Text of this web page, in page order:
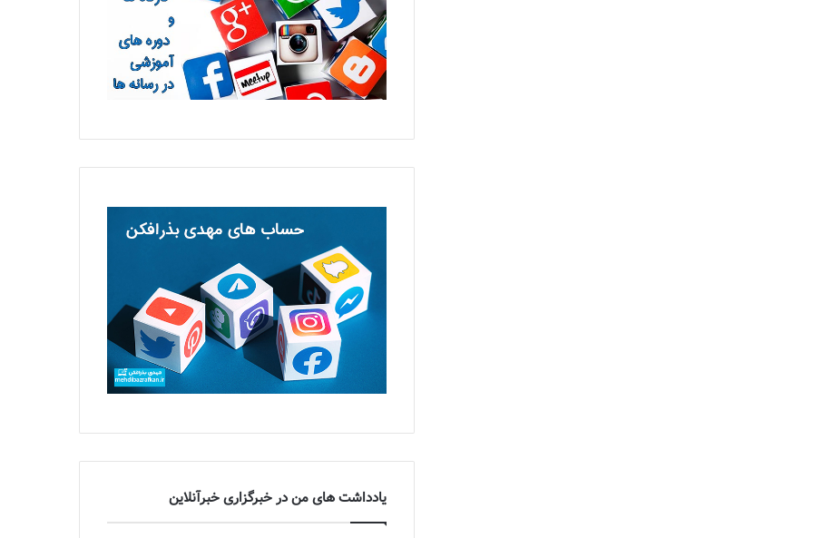
یادداشت های من در خبرگزاری خبرآنلاین